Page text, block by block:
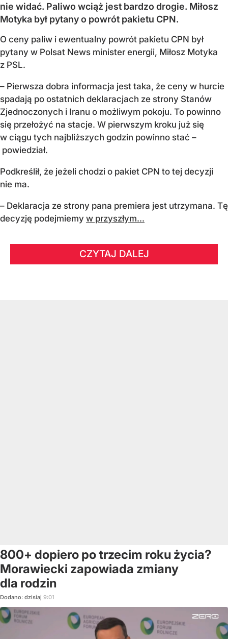
nie widać. Paliwo wciąż jest bardzo drogie. Miłosz
Motyka był pytany o powrót pakietu CPN.
O ceny paliw i ewentualny powrót pakietu CPN był
pytany w Polsat News minister energii, Miłosz Motyka
z PSL.
– Pierwsza dobra informacja jest taka, że ceny w hurcie
spadają po ostatnich deklaracjach ze strony Stanów
Zjednoczonych i Iranu o możliwym pokoju. To powinno
się przełożyć na stacje. W pierwszym kroku już się
w ciągu tych najbliższych godzin powinno stać –
powiedział.
Podkreślił, że jeżeli chodzi o pakiet CPN to tej decyzji
nie ma.
– Deklaracja ze strony pana premiera jest utrzymana. Tę
decyzję podejmiemy w przyszłym...
CZYTAJ DALEJ
800+ dopiero po trzecim roku życia?
Morawiecki zapowiada zmiany
dla rodzin
Dodano: dzisiaj 9:01